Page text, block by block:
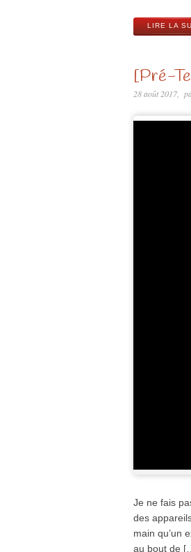
LIRE LA
[Pré-
28 août 2017
Je ne fais
des
main qu’un
au bout de